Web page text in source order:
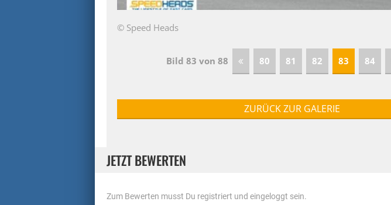
© Speed Heads
Bild 83 von 88 80 81 82 83 84
ZURÜCK ZUR GALERIE
JETZT BEWERTEN
Zum Bewerten musst Du registriert und eingeloggt sein.